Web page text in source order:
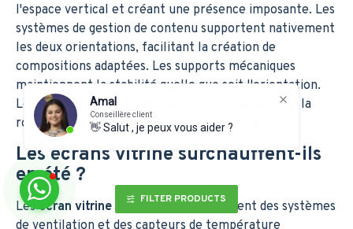
Amal
Conseillère client
👋 Salut , je peux vous aider ?
l'espace vertical et créant une présence imposante. Les
systèmes de gestion de contenu supportent nativement
les deux orientations, facilitant la création de
compositions adaptées. Les supports mécaniques
maintiennent la stabilité quelle que soit l'orientation.
Les lecteurs média s'ajustent automatiquement à la
rotation de l'écran sans configuration complexe.
Les écrans vitrine surchauffent-ils
en été ?
Lesecran vitrine professionnels intègrent des systèmes
de ventilation et des capteurs de température
FILTER PRODUCTS